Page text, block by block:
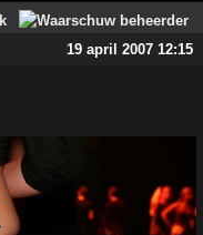
19 april 2007 12:15